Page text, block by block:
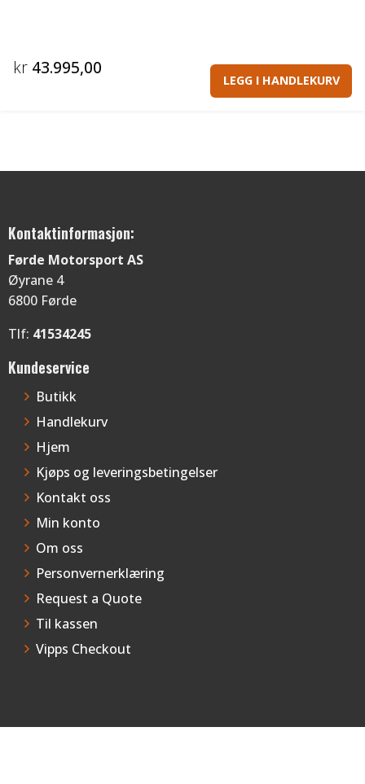
kr 43.995,00
LEGG I HANDLEKURV
Kontaktinformasjon:
Førde Motorsport AS
Øyrane 4
6800 Førde
Tlf: 41534245
Kundeservice
Butikk
Handlekurv
Hjem
Kjøps og leveringsbetingelser
Kontakt oss
Min konto
Om oss
Personvernerklæring
Request a Quote
Til kassen
Vipps Checkout